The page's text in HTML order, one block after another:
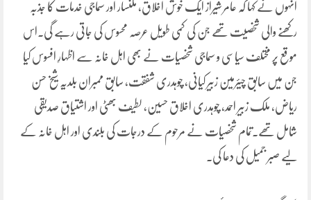
انہوں نے کہا کہ عامر شیراز ایک خوش اخلاق، ملنسار اور سماجی خدمات کا جذبہ
رکھنے والی شخصیت تھے جن کی کمی طویل عرصہ محسوس کی جاتی رہے گی۔اس
موقع پر مختلف سیاسی و سماجی شخصیات نے بھی اہل خانہ سے اظہارِ افسوس کیا
جن میں سابق چیئرمین زبیر کیانی، چوہدری شفقت، سابق ممبران بلدیہ شیخ حسن
ریاض، ملک زبیر احمد، چوہدری اخلاق حسین، لطیف بھٹی اور اشتیاق صدیقی
شامل تھے۔تمام شخصیات نے مرحوم کے درجات کی بلندی اور اہل خانہ کے
لیے صبر جمیل کی دعا کی۔